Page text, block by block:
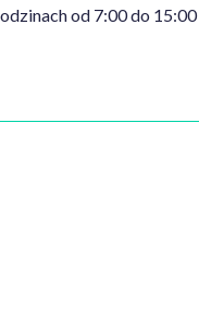
od 7:00 do 15:00